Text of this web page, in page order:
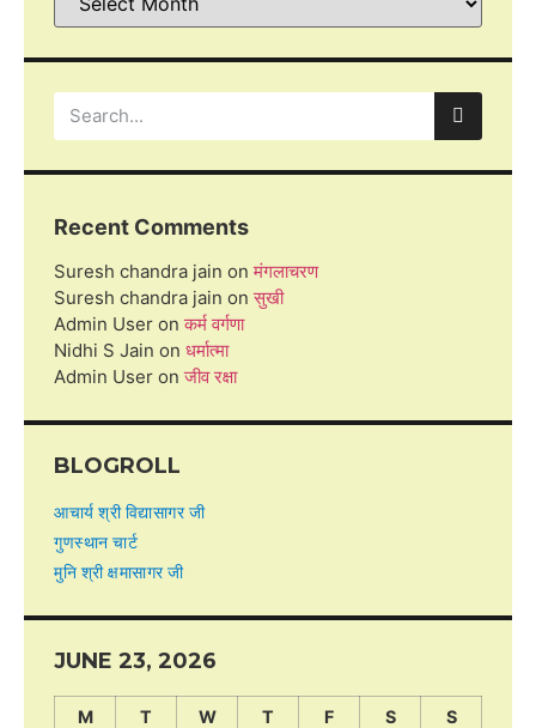
Recent Comments
Suresh chandra jain onमंगलाचरण
Suresh chandra jain onसुखी
Admin User onकर्म वर्गणा
Nidhi S Jain on धर्मात्मा
Admin User onजीव रक्षा
BLOGROLL
आचार्य श्री विद्यासागर जी
गुणस्थान चार्ट
मुनि श्री क्षमासागर जी
JUNE 23, 2026
M T W T F S S